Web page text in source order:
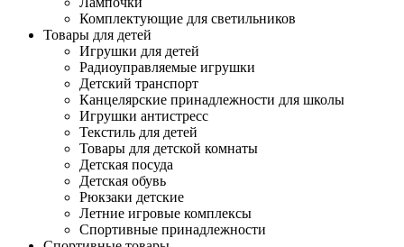
Комплектующие для светильников
Товары для детей
Игрушки для детей
Радиоуправляемые игрушки
Детский транспорт
Канцелярские принадлежности для школы
Игрушки антистресс
Текстиль для детей
Товары для детской комнаты
Детская посуда
Детская обувь
Рюкзаки детские
Летние игровые комплексы
Спортивные принадлежности